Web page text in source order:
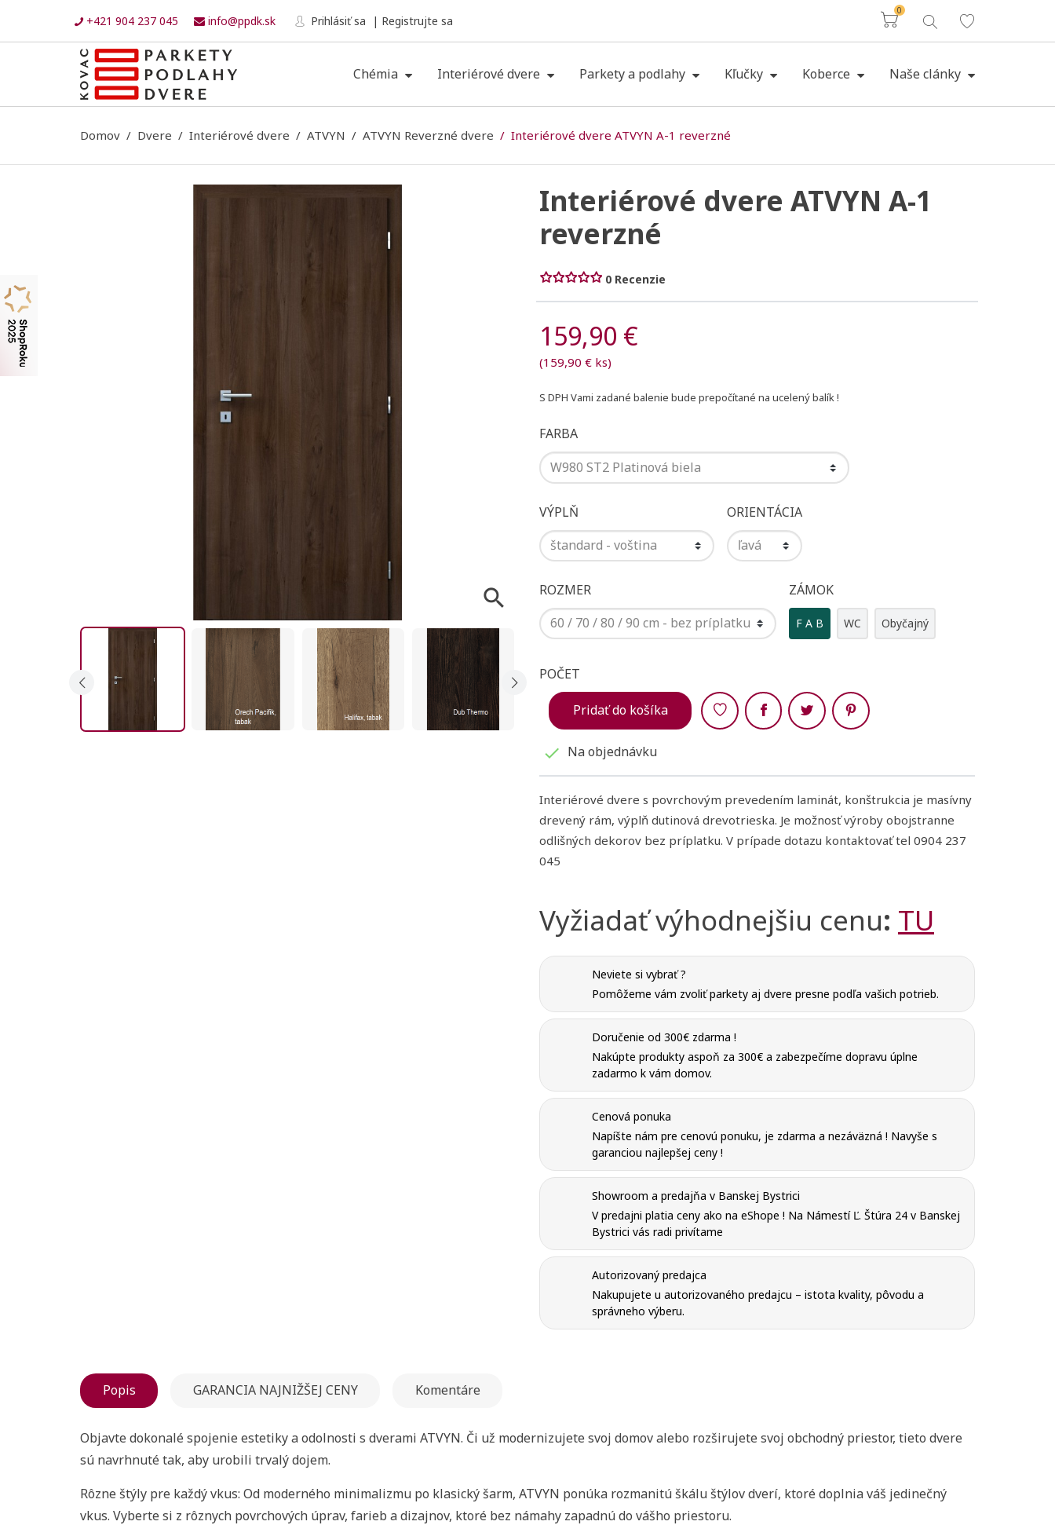
+421 904 237 045 info@ppdk.sk Prihlásiť sa Registrujte sa Košík
0
Chémia Interiérové dvere Parkety a podlahy Kľučky Koberce Naše clánky
Domov Dvere Interiérové dvere ATVYN ATVYN Reverzné dvere Interiérové dvere ATVYN A-1 reverzné

Interiérové dvere ATVYN A-1
reverzné
0 Recenzie
159,90 €
(159,90 € ks)
S DPH Vami zadané balenie bude prepočítané na ucelený balík !
FARBA
VÝPLŇ ORIENTÁCIA
ROZMER ZÁMOK
F A B WC Obyčajný
POČET
Pridať do košíka
 Na objednávku
Zdieľaj
Interiérové dvere s povrchovým prevedením laminát, konštrukcia je masívny
drevený rám, výplň dutinová drevotrieska. Je možnosť výroby obojstranne
odlišných dekorov bez príplatku. V prípade dotazu kontaktovať tel 0904 237
045
Vyžiadať výhodnejšiu cenu: TU
Neviete si vybrať ?
Pomôžeme vám zvoliť parkety aj dvere presne podľa vašich potrieb.
Doručenie od 300€ zdarma !
Nakúpte produkty aspoň za 300€ a zabezpečíme dopravu úplne
zadarmo k vám domov.
Cenová ponuka
Napíšte nám pre cenovú ponuku, je zdarma a nezáväzná ! Navyše s
garanciou najlepšej ceny !
Showroom a predajňa v Banskej Bystrici
V predajni platia ceny ako na eShope ! Na Námestí Ľ. Štúra 24 v Banskej
Bystrici vás radi privítame
Autorizovaný predajca
Nakupujete u autorizovaného predajcu – istota kvality, pôvodu a
správneho výberu.
Popis GARANCIA NAJNIŽŠEJ CENY Komentáre
Objavte dokonalé spojenie estetiky a odolnosti s dverami ATVYN. Či už modernizujete svoj domov alebo rozširujete svoj obchodný priestor, tieto dvere
sú navrhnuté tak, aby urobili trvalý dojem.
Rôzne štýly pre každý vkus: Od moderného minimalizmu po klasický šarm, ATVYN ponúka rozmanitú škálu štýlov dverí, ktoré doplnia váš jedinečný
vkus. Vyberte si z rôznych povrchových úprav, farieb a dizajnov, ktoré bez námahy zapadnú do vášho priestoru.
Vytvoriť zoznam želaní